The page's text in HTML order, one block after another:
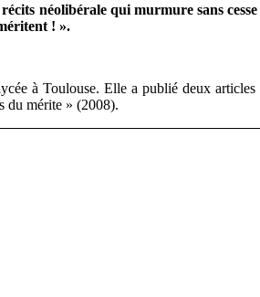
néolibérale qui murmure sans
! ».
à Toulouse. Elle a publié deux articles
du mérite » (2008).